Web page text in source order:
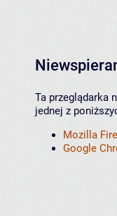
Ta przeglądarka
jednej z
Mozilla
Google